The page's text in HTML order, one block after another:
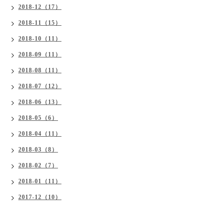
2018-12（17）
2018-11（15）
2018-10（11）
2018-09（11）
2018-08（11）
2018-07（12）
2018-06（13）
2018-05（6）
2018-04（11）
2018-03（8）
2018-02（7）
2018-01（11）
2017-12（10）